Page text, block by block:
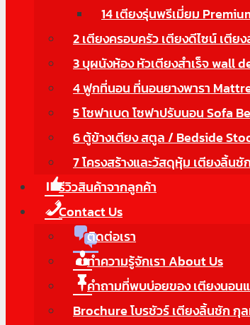
14 เตียงรุ่นพรีเมี่ยม
2 เตียงครอบครัว เตียงดีไซน์ เตีย
3 บุผนังห้อง หัวเตียงสำเร็จ wall
4 ฟูกที่นอน ที่นอนยางพารา
5 โซฟาเบด โซฟาปรับนอน Sofa
6 ตู้ข้างเตียง สตูล / Bedside
7 โครงสร้างและวัสดุหุ้ม เตียงลิ้นชั
รีวิวสินค้าจากลูกค้า
Contact Us
ติดต่อเรา
ทำความรู้จักเรา About Us
คำถามที่พบบ่อยของ เตียงนอน
Brochure โบรชัวร์ เตียงลิ้นชัก กุ